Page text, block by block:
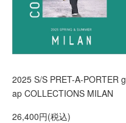
2025 S/S PRET-A-PORTER g
ap COLLECTIONS MILAN
26,400円(税込)